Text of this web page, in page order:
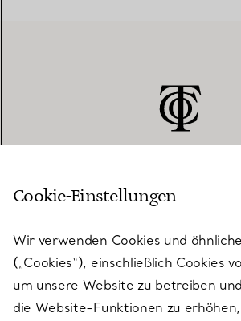
KUNDENSERVICE
SERVICES
Cookie-Einstellungen
Wir verwenden Cookies und
(„Cookies“), einschließlich Cookies
um unsere Website zu betreiben
die Website-Funktionen zu